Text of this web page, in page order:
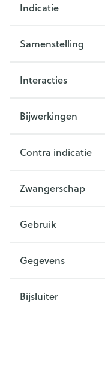
Indicatie
Samenstelling
Interacties
Bijwerkingen
Contra indicatie
Zwangerschap
Gebruik
Gegevens
Bijsluiter